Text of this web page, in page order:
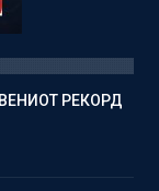
РЕКОРД